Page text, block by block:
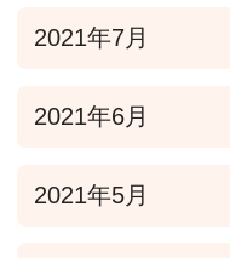
2021年7月
2021年6月
2021年5月